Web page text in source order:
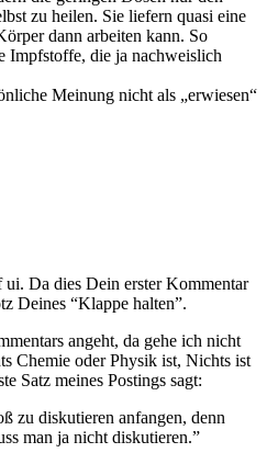
zu heilen. Sie liefern quasi eine
dann arbeiten kann. So
Impfstoffe, die ja nachweislich
Meinung nicht als „erwiesen“
Da dies Dein erster Kommentar
Deines “Klappe halten”.
angeht, da gehe ich nicht
Chemie oder Physik ist, Nichts ist
Satz meines Postings sagt:
zu diskutieren anfangen, denn
man ja nicht diskutieren.”